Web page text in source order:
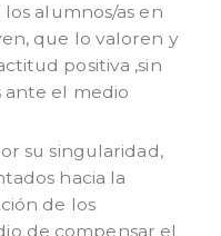
alumnos/as en
que lo valoren y
positiva ,sin
ante el medio
su singularidad,
hacia la
de los
de compensar el